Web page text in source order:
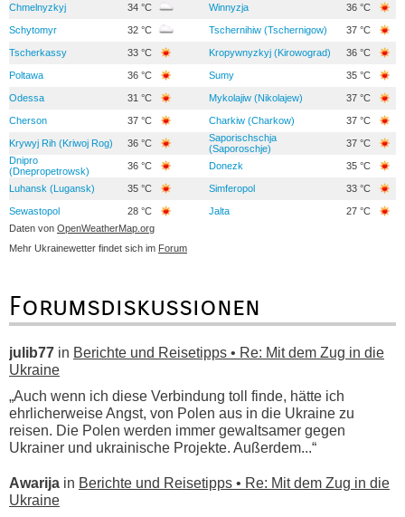
Chmelnyzkyj 34 °C Winnyzja 36 °C
Schytomyr 32 °C Tschernihiw (Tschernigow) 37 °C
Tscherkassy 33 °C Kropywnyzkyj (Kirowograd) 36 °C
Poltawa 36 °C Sumy 35 °C
Odessa 31 °C Mykolajiw (Nikolajew) 37 °C
Cherson 37 °C Charkiw (Charkow) 37 °C
Krywyj Rih (Kriwoj Rog) 36 °C
Saporischschja
(Saporoschje)
37 °C
Dnipro
(Dnepropetrowsk)
36 °C Donezk 35 °C
Luhansk (Lugansk) 35 °C Simferopol 33 °C
Sewastopol 28 °C Jalta
27 °C
Daten von OpenWeatherMap.org
Mehr Ukrainewetter findet sich im Forum
Forumsdiskussionen
julib77 in Berichte und Reisetipps • Re: Mit dem Zug in die
Ukraine
„Auch wenn ich diese Verbindung toll finde, hätte ich
ehrlicherweise Angst, von Polen aus in die Ukraine zu
reisen. Die Polen werden immer gewaltsamer gegen
Ukrainer und ukrainische Projekte. Außerdem...“
Awarija in Berichte und Reisetipps • Re: Mit dem Zug in die
Ukraine